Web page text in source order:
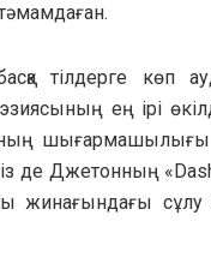
тілдерге көп
ең ірі
де Джетонның
жинағындағы сұлу